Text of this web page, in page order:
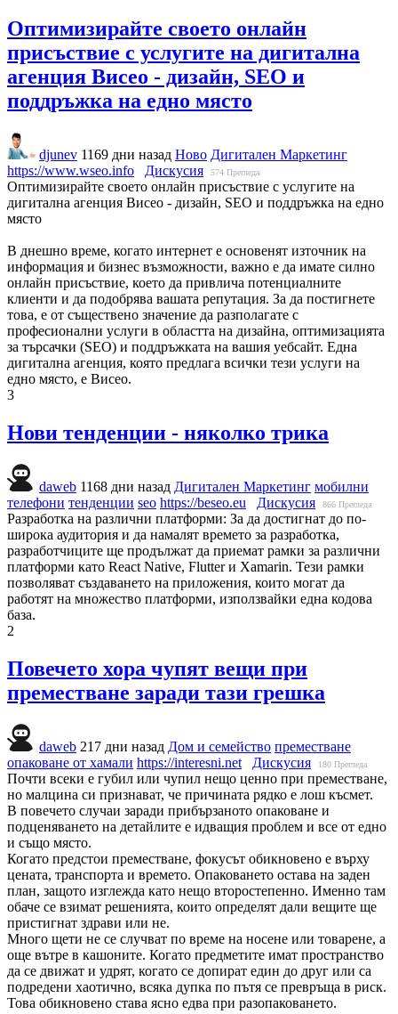
Оптимизирайте своето онлайн
присъствие с услугите на дигитална
агенция Висео - дизайн, SEO и
поддръжка на едно място
djunev 1169 дни назад Ново Дигитален Маркетинг
https://www.wseo.info
Дискусия 574 Прегледа
Оптимизирайте своето онлайн присъствие с услугите на
дигитална агенция Висео - дизайн, SEO и поддръжка на едно
място
В днешно време, когато интернет е основенят източник на
информация и бизнес възможности, важно е да имате силно
онлайн присъствие, което да привлича потенциалните
клиенти и да подобрява вашата репутация. За да постигнете
това, е от съществено значение да разполагате с
професионални услуги в областта на дизайна, оптимизацията
за търсачки (SEO) и поддръжката на вашия уебсайт. Една
дигитална агенция, която предлага всички тези услуги на
едно място, е Висео.
3
Нови тенденции - няколко трика
daweb 1168 дни назад Дигитален Маркетинг мобилни
телефони тенденции seo https://beseo.eu Дискусия 866 Прегледа
Разработка на различни платформи: За да достигнат до по-
широка аудитория и да намалят времето за разработка,
разработчиците ще продължат да приемат рамки за различни
платформи като React Native, Flutter и Xamarin. Тези рамки
позволяват създаването на приложения, които могат да
работят на множество платформи, използвайки една кодова
база.
2
Повечето хора чупят вещи при
преместване заради тази грешка
daweb 217 дни назад Дом и семейство преместване
опаковане от хамали https://interesni.net Дискусия 180 Прегледа
Почти всеки е губил или чупил нещо ценно при преместване,
но малцина си признават, че причината рядко е лош късмет.
В повечето случаи заради прибързаното опаковане и
подценяването на детайлите е идващия проблем и все от едно
и също място.
Когато предстои преместване, фокусът обикновено е върху
цената, транспорта и времето. Опаковането остава на заден
план, защото изглежда като нещо второстепенно. Именно там
обаче се взимат решенията, които определят дали вещите ще
пристигнат здрави или не.
Много щети не се случват по време на носене или товарене, а
още вътре в кашоните. Когато предметите имат пространство
да се движат и удрят, когато се допират един до друг или са
подредени хаотично, всяка дупка по пътя се превръща в риск.
Това обикновено става ясно едва при разопаковането.